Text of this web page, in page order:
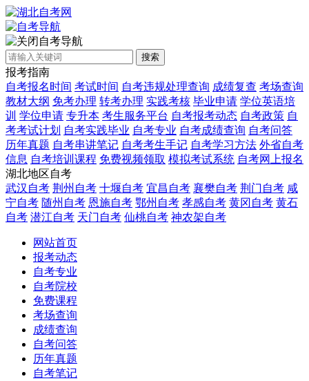
自考导航
搜索
报考指南
自考报名时间 考试时间 自考违规处理查询 成绩复查 考场查询
教材大纲 免考办理 转考办理 实践考核 毕业申请 学位英语培
训 学位申请 专升本 考生服务平台 自考报考动态 自考政策 自
考考试计划 自考实践毕业 自考专业 自考成绩查询 自考问答
历年真题 自考串讲笔记 自考考生手记 自考学习方法 外省自考
信息 自考培训课程 免费视频领取 模拟考试系统 自考网上报名
湖北地区自考
武汉自考 荆州自考 十堰自考 宜昌自考 襄樊自考 荆门自考 咸
宁自考 随州自考 恩施自考 鄂州自考 孝感自考 黄冈自考 黄石
自考 潜江自考 天门自考 仙桃自考 神农架自考
网站首页
报考动态
自考专业
自考院校
免费课程
考场查询
成绩查询
自考问答
历年真题
自考笔记